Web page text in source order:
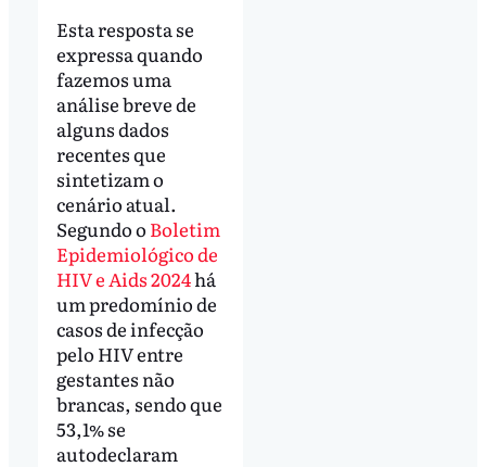
Esta resposta se
expressa quando
fazemos uma
análise breve de
alguns dados
recentes que
sintetizam o
cenário atual.
Segundo o Boletim
Epidemiológico de
HIV e Aids 2024há
um predomínio de
casos de infecção
pelo HIV entre
gestantes não
brancas, sendo que
53,1% se
autodeclaram